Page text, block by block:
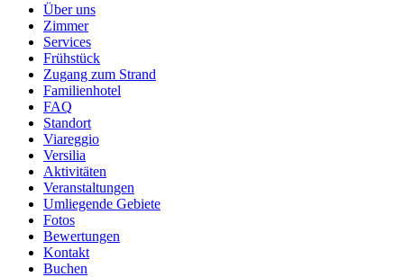
Über uns
Zimmer
Services
Frühstück
Zugang zum Strand
Familienhotel
FAQ
Standort
Viareggio
Versilia
Aktivitäten
Veranstaltungen
Umliegende Gebiete
Fotos
Bewertungen
Kontakt
Buchen